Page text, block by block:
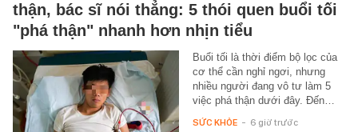
thận, bác sĩ nói thẳng: 5 thói quen buổi tối
"phá thận" nhanh hơn nhịn tiểu
Buổi tối là thời điểm bộ lọc của
cơ thể cần nghỉ ngơi, nhưng
nhiều người đang vô tư làm 5
việc phá thận dưới đây. Đến…
SỨC KHỎE - 6 giờ trước